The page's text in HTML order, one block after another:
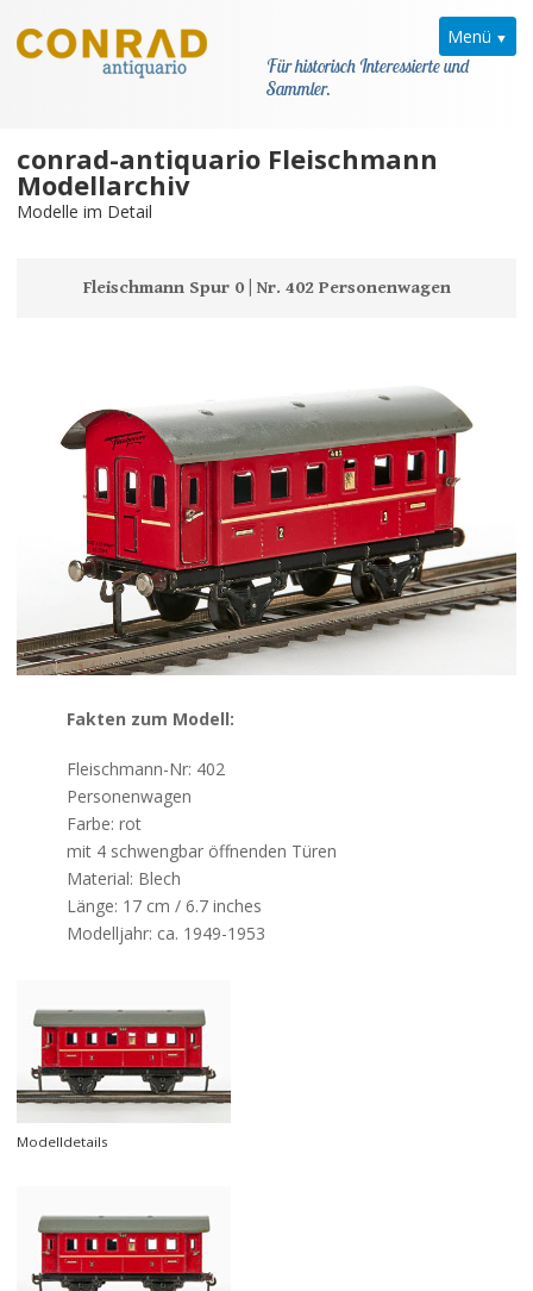
Für historisch Interessierte und
Sammler.
Home
News
Modellarchiv
Kataloge
Kontakt
Menü
conrad-antiquario Fleischmann
Modellarchiv
Modelle im Detail
Fleischmann Spur 0 | Nr. 402 Personenwagen
Fakten zum Modell:
Fleischmann-Nr: 402
Personenwagen
Farbe: rot
mit 4 schwengbar öffnenden Türen
Material: Blech
Länge: 17 cm / 6.7 inches
Modelljahr: ca. 1949-1953
Modelldetails